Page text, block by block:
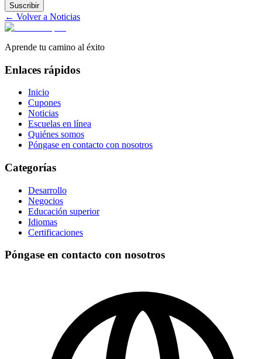
Suscribir
← Volver a Noticias
Aprende tu camino al éxito
Enlaces rápidos
Inicio
Cupones
Noticias
Escuelas en línea
Quiénes somos
Póngase en contacto con nosotros
Categorías
Desarrollo
Negocios
Educación superior
Idiomas
Certificaciones
Póngase en contacto con nosotros